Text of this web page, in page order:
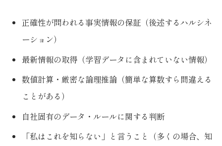
正確性が問われる事実情報の保証（後述するハルシネ
ーション）
最新情報の取得（学習データに含まれていない情報）
数値計算・厳密な論理推論（簡単な算数すら間違える
ことがある）
自社固有のデータ・ルールに関する判断
「私はこれを知らない」と言うこと（多くの場合、知